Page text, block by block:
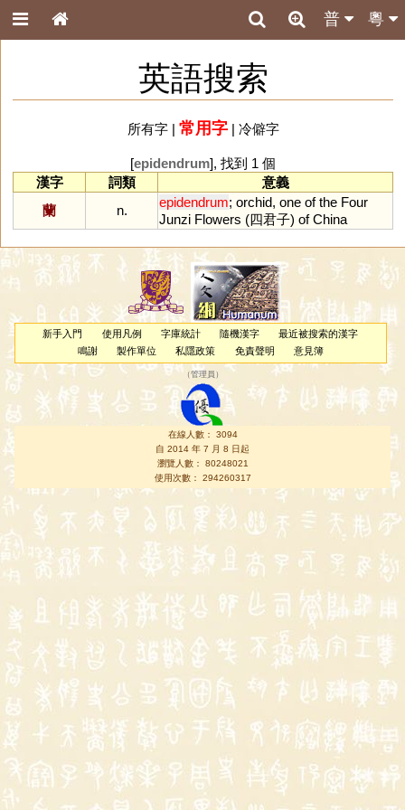
粵
普
英語搜索
所有字| 常用字| 冷僻字
[epidendrum], 找到 1 個
漢字
詞類
意義
蘭
n.
epidendrum; orchid, one of the Four
Junzi Flowers (四君子) of China
新手入門 使用凡例 字庫統計 隨機漢字
最近被搜索的漢字
鳴謝
製作單位 私隱政策 免責聲明 意見簿
（管理員 ）
在線人數： 3094
自 2014 年 7 月 8 日起
瀏覽人數： 80248021
使用次數： 294260317